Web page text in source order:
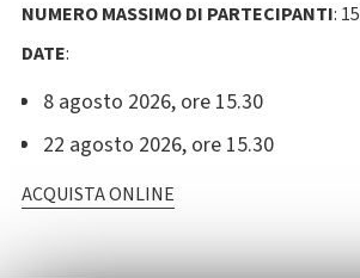
NUMERO MASSIMO DI PARTECIPANTI: 15
DATE:
8 agosto 2026, ore 15.30
22 agosto 2026, ore 15.30
ACQUISTA ONLINE